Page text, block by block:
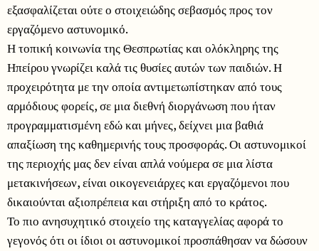
εξασφαλίζεται ούτε ο στοιχειώδης σεβασμός προς τον
εργαζόμενο αστυνομικό.
Η τοπική κοινωνία της Θεσπρωτίας και ολόκληρης της
Ηπείρου γνωρίζει καλά τις θυσίες αυτών των παιδιών. Η
προχειρότητα με την οποία αντιμετωπίστηκαν από τους
αρμόδιους φορείς, σε μια διεθνή διοργάνωση που ήταν
προγραμματισμένη εδώ και μήνες, δείχνει μια βαθιά
απαξίωση της καθημερινής τους προσφοράς. Οι αστυνομικοί
της περιοχής μας δεν είναι απλά νούμερα σε μια λίστα
μετακινήσεων, είναι οικογενειάρχες και εργαζόμενοι που
δικαιούνται αξιοπρέπεια και στήριξη από το κράτος.
Το πιο ανησυχητικό στοιχείο της καταγγελίας αφορά το
γεγονός ότι οι ίδιοι οι αστυνομικοί προσπάθησαν να δώσουν